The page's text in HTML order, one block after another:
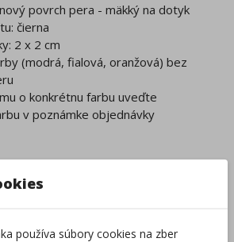
povrch pera - mäkký na dotyk
čierna
2 x 2 cm
(modrá, fialová, oranžová) bez
o konkrétnu farbu uveďte
v poznámke objednávky
používa súbory cookies na zber